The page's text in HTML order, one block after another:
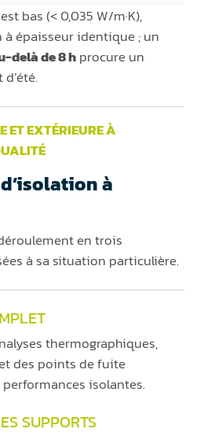
est bas (< 0,035 W/m·K),
épaisseur identique ; un
delà de 8 hprocure un
ET EXTÉRIEURE À
à
en trois
à sa situation particulière.
thermographiques,
des points de fuite
isolantes.
SUPPORTS